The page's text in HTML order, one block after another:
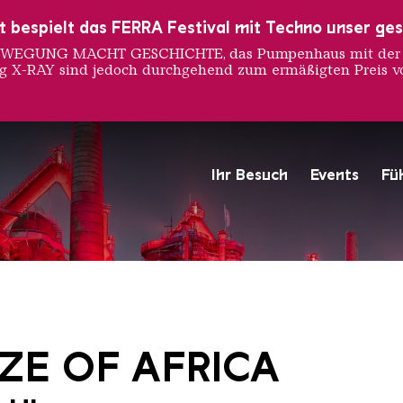
Ihr Besuch Events
Hochofengruppe in Rot
Copyright: Weltkulturerbe
OF AFRICA
bespielt das FERRA Festival mit Techno unser
MACHT GESCHICHTE, das Pumpenhaus mit
RAY sind jedoch durchgehend zum ermäßigten Preis